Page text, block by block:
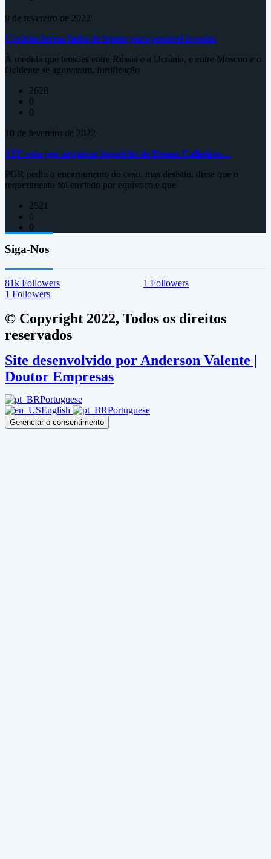
9 de fevereiro de 2022
Ucrânia forma linha de frente para possível invasão
À medida que tensões entre Rússia e a Ucrânia, e entre Moscou e o
Ocidente se agravaram, fortificação
2628
0
0
10 de fevereiro de 2022
STF vota por arquivar inquérito de Renan Calheiros…
PGR pediu o encerramento do caso, mas desistiu, disse que o
requerimento foi enviado por equívoco e que
2521
0
0
Siga-Nos
81k Followers 1 Followers
1 Followers
© Copyright 2022, Todos os direitos
reservados
Site desenvolvido por Anderson Valente |
Doutor Empresas
Portuguese
English
Portuguese
Gerenciar o consentimento